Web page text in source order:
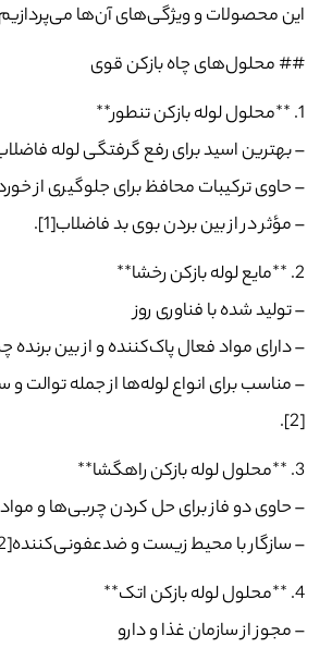
این محصولات و ویژگی‌های آن‌ها
## محلول‌های چاه بازکن قوی
1. **محلول لوله بازکن تنطور**
– بهترین اسید برای رفع گرفتگی لوله
– حاوی ترکیبات محافظ برای جلوگیری از
– مؤثر در از بین بردن بوی بد فاضلاب[1].
2. **مایع لوله بازکن رخشا**
– تولید شده با فناوری روز
– دارای مواد فعال پاک‌کننده و از بین
[2].
3. **محلول لوله بازکن راهگشا**
– حاوی دو فاز برای حل کردن چربی‌ها و مواد
– سازگار با محیط زیست و ضدعفونی‌کننده[2].
4. **محلول لوله بازکن اتک**
– مجوز از سازمان غذا و دارو